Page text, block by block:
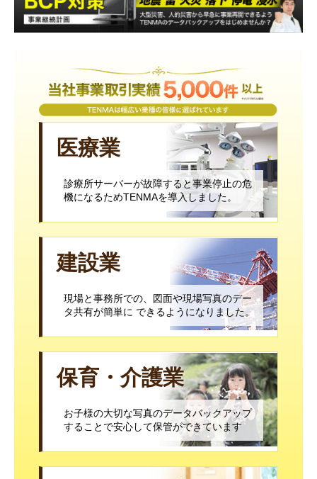
医療業
診療所サーバーが故障すると事業停止の危
機になるためTENMAを導入しました。
建設業
現場と事務所での、図面や現場写真のデー
タ共有が簡単に できるようになりました。
保育・介護業
お子様の大切な写真のデータバックアップ
することで安心して保管ができています